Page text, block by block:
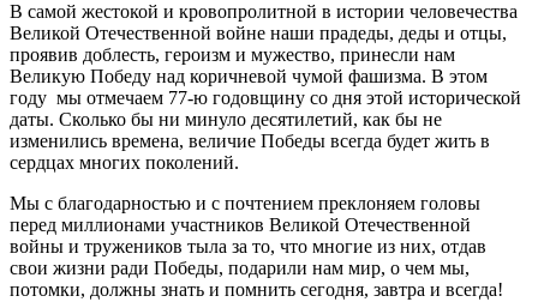
В самой жестокой и кровопролитной в истории человечества
Великой Отечественной войне наши прадеды, деды и отцы,
проявив доблесть, героизм и мужество, принесли нам
Великую Победу над коричневой чумой фашизма. В этом
году мы отмечаем 77-ю годовщину со дня этой исторической
даты. Сколько бы ни минуло десятилетий, как бы не
изменились времена, величие Победы всегда будет жить в
сердцах многих поколений.
Мы с благодарностью и с почтением преклоняем головы
перед миллионами участников Великой Отечественной
войны и тружеников тыла за то, что многие из них, отдав
свои жизни ради Победы, подарили нам мир, о чем мы,
потомки, должны знать и помнить сегодня, завтра и всегда!